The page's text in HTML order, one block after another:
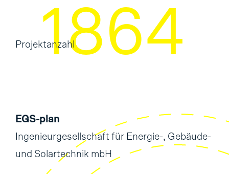
2344
Projektanzahl
EGS-plan
Ingenieurgesellschaft für Energie-, Gebäude-
und Solartechnik mbH